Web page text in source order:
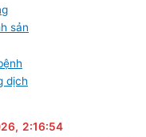
sản
dịch
2:16:55